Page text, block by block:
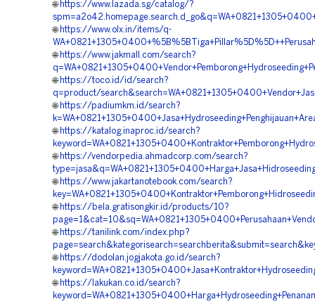
🌐 https://www.lazada.sg/catalog/?
🌐 https://www.olx.in/items/q-
🌐 https://www.jakmall.com/search?
🌐 https://toco.id/id/search?
q=product/
🌐 https://padiumkm.id/search?
🌐 https://katalog.inaproc.id/search?
🌐 https://vendorpedia.ahmadcorp.com/search?
🌐 https://www.jakartanotebook.com/search?
🌐 https://bela.gratisongkir.id/products/10?
🌐 https://tanilink.com/index.php?
🌐 https://dodolan.jogjakota.go.id/search?
🌐 https://lakukan.co.id/search?